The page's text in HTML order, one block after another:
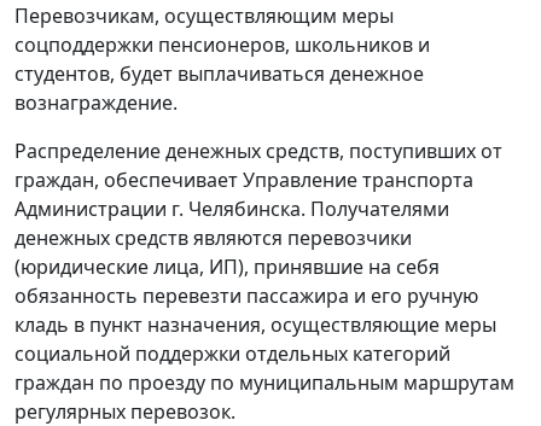
Перевозчикам, осуществляющим меры
соцподдержки пенсионеров, школьников и
студентов, будет выплачиваться денежное
вознаграждение.
Распределение денежных средств, поступивших от
граждан, обеспечивает Управление транспорта
Администрации г. Челябинска. Получателями
денежных средств являются перевозчики
(юридические лица, ИП), принявшие на себя
обязанность перевезти пассажира и его ручную
кладь в пункт назначения, осуществляющие меры
социальной поддержки отдельных категорий
граждан по проезду по муниципальным маршрутам
регулярных перевозок.